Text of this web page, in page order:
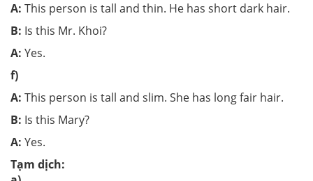
A: This person is tall and thin. He has short dark hair.
B: Is this Mr. Khoi?
A: Yes.
f)
A: This person is tall and slim. She has long fair hair.
B: Is this Mary?
A: Yes.
Tạm dịch: